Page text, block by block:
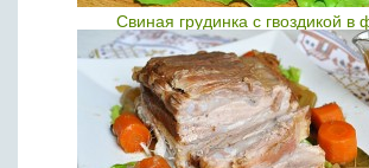
Свиная грудинка с гвоздикой в